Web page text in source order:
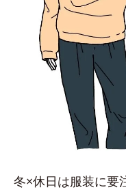
冬×休日は服装に要